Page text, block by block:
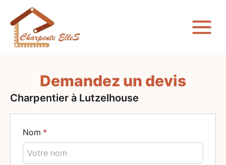
Charpentier à Lutzelhouse
Demandez un devis
Nom